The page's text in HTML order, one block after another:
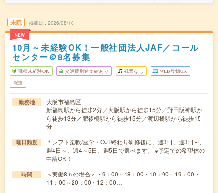
未読
NEW
掲載日 2026/08/10
10月～未経験OK！一般社団法人JAF／コール
センター＠8名募集
職種未経験OK 交通費別途支給あり 残業なし WEB登録OK
派遣
勤務地
大阪市福島区
新福島駅から徒歩2分／大阪駅から徒歩15分／野田阪神駅か
ら徒歩13分／肥後橋駅から徒歩15分／渡辺橋駅から徒歩15
分
曜日頻度
＊シフト柔軟/座学・OJT終わり研修後に、週3日、週3日～、
週4日～、週4～5日、週5日で選べます。 ※予定での希望休の
申請OK！
時間
＜実働8ｈの場合＞・9：00～18：00・10：00～19：00・
11：00～20：00・12：00…